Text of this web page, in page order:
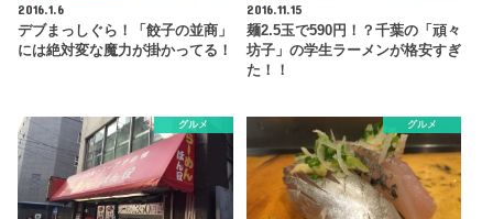
2016.1.6
デブまっしぐら！「餃子の並商」
には絶対変な魔力が掛かってる！
2016.11.15
麺2.5玉で590円！？千葉の「頑々
坊子」の学生ラーメンが格安すぎ
た！！
グルメ グルメ